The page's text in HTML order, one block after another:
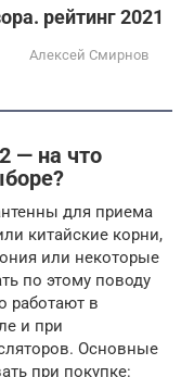
рейтинг 2021
Алексей Смирнов
— на что
для приема
китайские корни,
или некоторые
по этому поводу
работают в
и при
Основные
при покупке: